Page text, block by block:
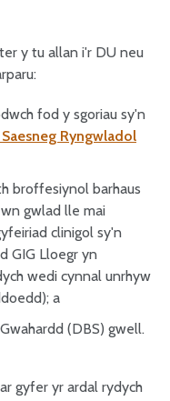
y tu allan i'r DU neu
fod y sgoriau sy'n
Ryngwladol
broffesiynol barhaus
gwlad lle mai
clinigol sy'n
GIG Lloegr yn
wedi cynnal unrhyw
a
(DBS) gwell.
gyfer yr ardal rydych